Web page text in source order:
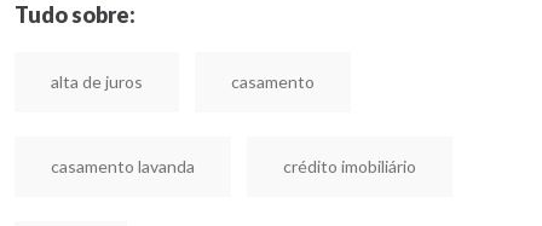
Tudo sobre:
alta de juros casamento
casamento lavanda crédito imobiliário